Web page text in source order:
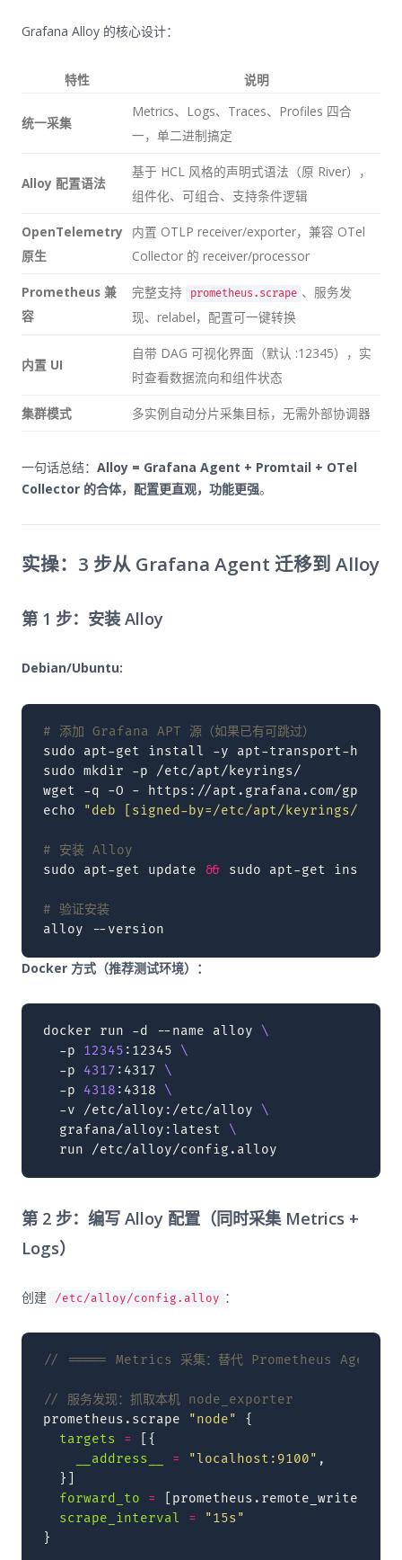
Grafana Alloy 的核心设计：
特性 说明
统一采集
Metrics、Logs、Traces、Profiles 四合
一，单二进制搞定
Alloy 配置语法
基于 HCL 风格的声明式语法（原 River），
组件化、可组合、支持条件逻辑
OpenTelemetry
原生
内置 OTLP receiver/exporter，兼容 OTel
Collector 的 receiver/processor
Prometheus 兼
容
完整支持 prometheus.scrape 、服务发
现、relabel，配置可一键转换
内置 UI
自带 DAG 可视化界面（默认 :12345），实
时查看数据流向和组件状态
集群模式 多实例自动分片采集目标，无需外部协调器
一句话总结： Alloy = Grafana Agent + Promtail + OTel
Collector 的合体，配置更直观，功能更强。
实操：3 步从 Grafana Agent 迁移到 Alloy
第 1 步：安装 Alloy
Debian/Ubuntu:
# 添加 Grafana APT 源（如果已有可跳过）
sudo
apt-get install -y apt-transport-https
sudo mkdir -p
/etc/apt/keyrings/
wget
-q -O -
https://apt.grafana.com/gpg.key
echo
"deb [signed-by=/etc/apt/keyrings/
# 安装 Alloy
sudo
apt-get update && sudo apt-get install
# 验证安装
alloy
Docker 方式（推荐测试环境）：
docker run -d --name alloy
\
-p
12345 :12345
\
-p
4317 :4317
\
-p
4318 :4318
\
-v
/etc/alloy:/etc/alloy
\
grafana/alloy:latest
\
run
第 2 步：编写 Alloy 配置（同时采集 Metrics +
Logs）
创建 /etc/alloy/config.alloy ：
// ===== Metrics 采集：替代 Prometheus Agent
// 服务发现：抓取本机 node_exporter
prometheus.scrape
"node"
{
targets
=
[{
__address__
= "localhost:9100" ,
}]
forward_to
=
scrape_interval
=
"15s"
}